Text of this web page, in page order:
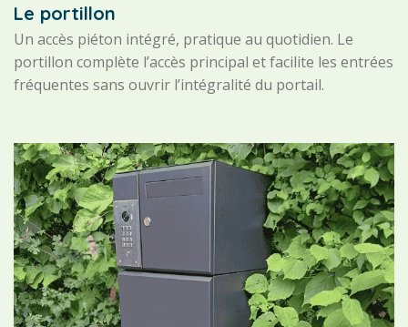
Le portillon
Un accès piéton intégré, pratique au quotidien. Le
portillon complète l’accès principal et facilite les entrées
fréquentes sans ouvrir l’intégralité du portail.